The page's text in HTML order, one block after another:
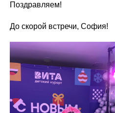
Поздравляем!
До скорой встречи, София!